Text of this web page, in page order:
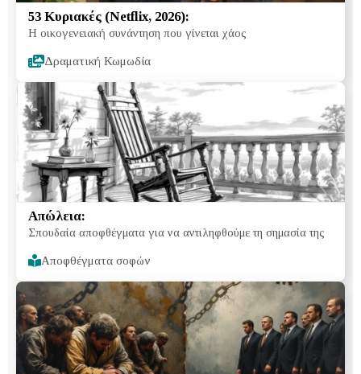
53 Κυριακές (Netflix, 2026):
Η οικογενειακή συνάντηση που γίνεται χάος
Δραματική Κωμωδία
Απώλεια:
Σπουδαία αποφθέγματα για να αντιληφθούμε τη σημασία της
Αποφθέγματα σοφών